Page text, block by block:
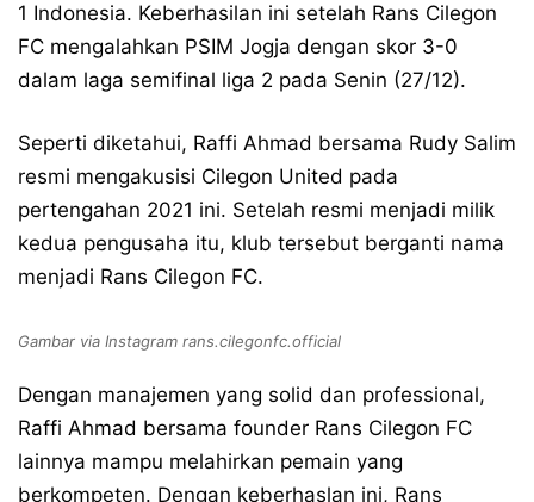
1 Indonesia. Keberhasilan ini setelah Rans Cilegon
FC mengalahkan PSIM Jogja dengan skor 3-0
dalam laga semifinal liga 2 pada Senin (27/12).
Seperti diketahui, Raffi Ahmad bersama Rudy Salim
resmi mengakusisi Cilegon United pada
pertengahan 2021 ini. Setelah resmi menjadi milik
kedua pengusaha itu, klub tersebut berganti nama
menjadi Rans Cilegon FC.
Gambar via Instagram rans.cilegonfc.official
Dengan manajemen yang solid dan professional,
Raffi Ahmad bersama founder Rans Cilegon FC
lainnya mampu melahirkan pemain yang
berkompeten. Dengan keberhaslan ini, Rans